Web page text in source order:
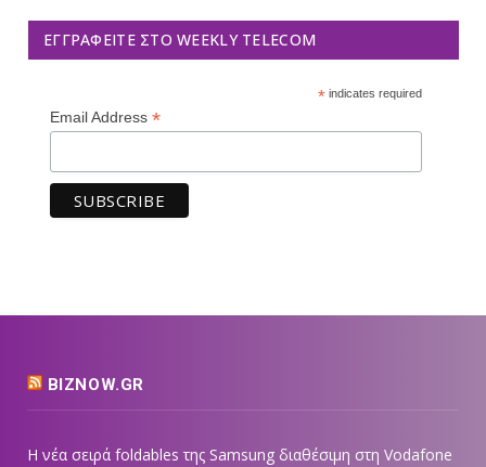
ΕΓΓΡΑΦΕΊΤΕ ΣΤΟ WEEKLY TELECOM
*indicates required
Email Address *
BIZNOW.GR
Η νέα σειρά foldables της Samsung διαθέσιμη στη Vodafone